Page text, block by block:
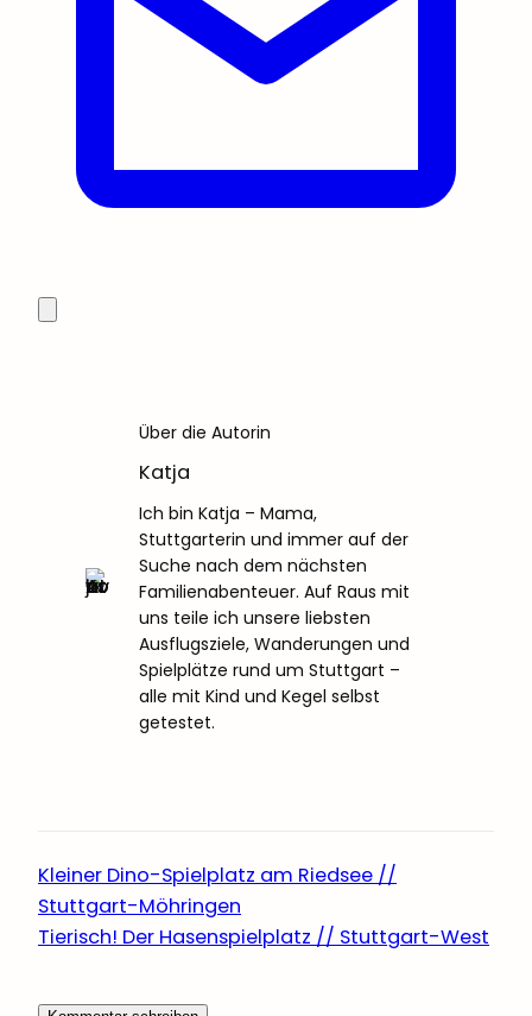
Über die Autorin
Katja
Ich bin Katja – Mama,
Stuttgarterin und immer auf der
Suche nach dem nächsten
Familienabenteuer. Auf Raus mit
uns teile ich unsere liebsten
Ausflugsziele, Wanderungen und
Spielplätze rund um Stuttgart –
alle mit Kind und Kegel selbst
getestet.
Kleiner Dino-Spielplatz am Riedsee //
Stuttgart-Möhringen
Tierisch! Der Hasenspielplatz // Stuttgart-West